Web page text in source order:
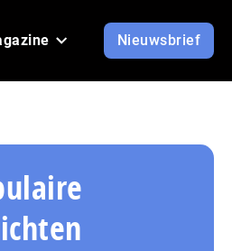
Nieuwsbrief